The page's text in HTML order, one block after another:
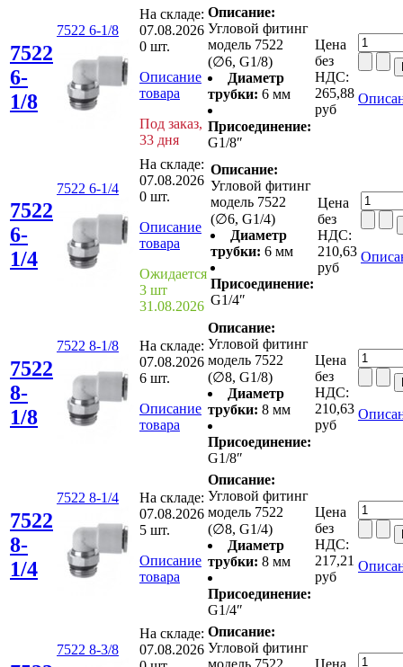
7522
6-
1/8
7522 6-1/8
На складе:
07.08.2026
0 шт.
Описание
товара
Под заказ,
33 дня
Описание:
Угловой фитинг
модель 7522
(∅6, G1/8)
Диаметр
трубки: 6 мм
Присоединение:
G1/8″
Цена
без
НДС:
265,88
руб
7522
6-
1/4
7522 6-1/4
На складе:
07.08.2026
0 шт.
Описание
товара
Ожидается
3 шт
31.08.2026
Описание:
Угловой фитинг
модель 7522
(∅6, G1/4)
Диаметр
трубки: 6 мм
Присоединение:
G1/4″
Цена
без
НДС:
210,63
руб
7522
8-
1/8
7522 8-1/8
На складе:
07.08.2026
6 шт.
Описание
товара
Описание:
Угловой фитинг
модель 7522
(∅8, G1/8)
Диаметр
трубки: 8 мм
Присоединение:
G1/8″
Цена
без
НДС:
210,63
руб
7522
8-
1/4
7522 8-1/4
На складе:
07.08.2026
5 шт.
Описание
товара
Описание:
Угловой фитинг
модель 7522
(∅8, G1/4)
Диаметр
трубки: 8 мм
Присоединение:
G1/4″
Цена
без
НДС:
217,21
руб
7522 8-3/8
На складе:
07.08.2026
Описание:
Угловой фитинг
модель 7522
Цена